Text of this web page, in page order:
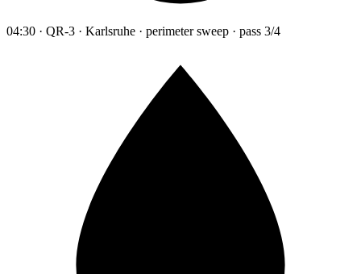
04:30 · QR-3 · Karlsruhe · perimeter sweep · pass 3/4